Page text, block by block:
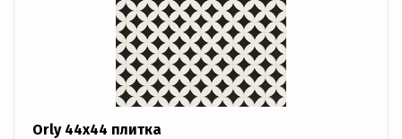
Orly 44x44 плитка